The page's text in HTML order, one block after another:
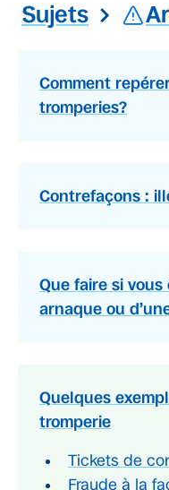
Sujets
Comment
tromperies?
Contrefaçons :
Que faire si vous
arnaque ou
Quelques
tromperie
Tickets de
Fraude à la